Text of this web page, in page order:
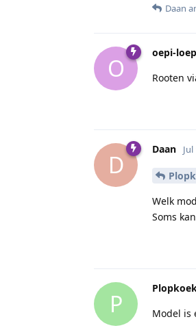
Daan
O
oepi-
Rooten
D
Daan
Welk
Soms
P Model is